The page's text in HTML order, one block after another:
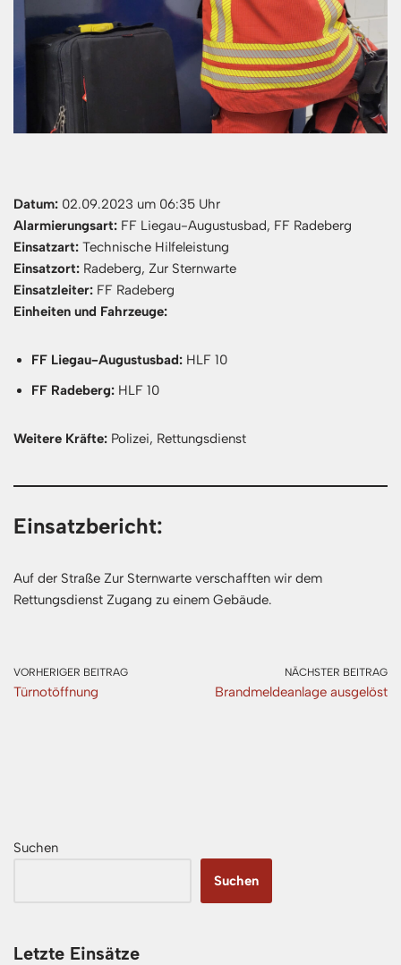
Datum: 02.09.2023 um 06:35 Uhr
Alarmierungsart: FF Liegau-Augustusbad, FF Radeberg
Einsatzart: Technische Hilfeleistung
Einsatzort: Radeberg, Zur Sternwarte
Einsatzleiter: FF Radeberg
Einheiten und Fahrzeuge:
FF Liegau-Augustusbad: HLF 10
FF Radeberg: HLF 10
Weitere Kräfte: Polizei, Rettungsdienst
Einsatzbericht:
Auf der Straße Zur Sternwarte verschafften wir dem
Rettungsdienst Zugang zu einem Gebäude.
VORHERIGER BEITRAG
Türnotöffnung
NÄCHSTER BEITRAG
Brandmeldeanlage ausgelöst
Suchen
Suchen
Letzte Einsätze